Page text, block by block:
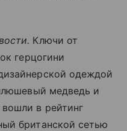
Ключи от
герцогини
одеждой
медведь и
в рейтинг
британской сетью